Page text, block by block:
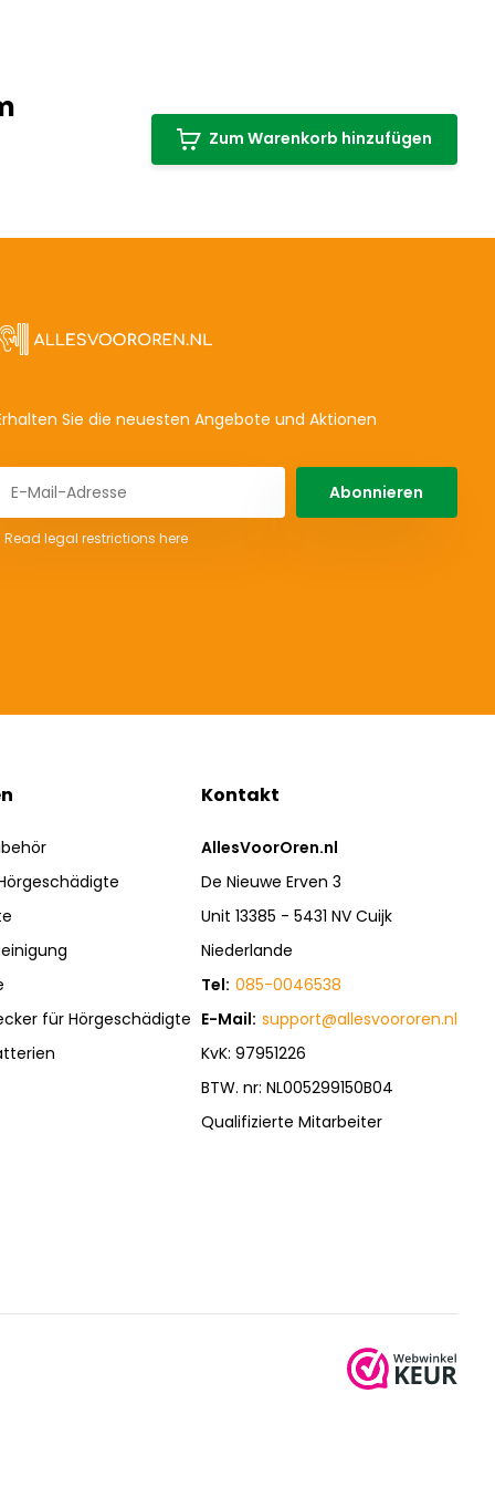
Zum Warenkorb hinzufügen
Sie die neuesten Angebote und Aktionen
Abonnieren
Read legal restrictions here
für Hörgeschädigte
Kontakt
AllesVoorOren.nl
De Nieuwe Erven 3
Unit 13385 - 5431 NV Cuijk
Niederlande
Tel: 085-0046538
E-Mail: support@allesvoororen.nl
KvK: 97951226
BTW. nr: NL005299150B04
Qualifizierte Mitarbeiter